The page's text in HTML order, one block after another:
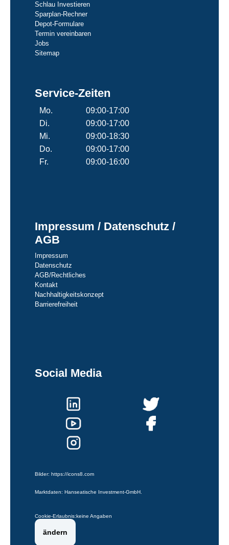
Schlau Investieren
Sparplan-Rechner
Depot-Formulare
Termin vereinbaren
Jobs
Sitemap
Service-Zeiten
Mo.
09:00-17:00
Di.
09:00-17:00
Mi.
09:00-18:30
Do.
09:00-17:00
Fr.
09:00-16:00
Impressum / Datenschutz /
AGB
Impressum
Datenschutz
AGB/Rechtliches
Kontakt
Nachhaltigkeitskonzept
Barrierefreiheit
Social Media
Bilder: https://icons8.com
Marktdaten: Hanseatische Investment-GmbH.
Cookie-Erlaubnis:keine Angaben
ändern